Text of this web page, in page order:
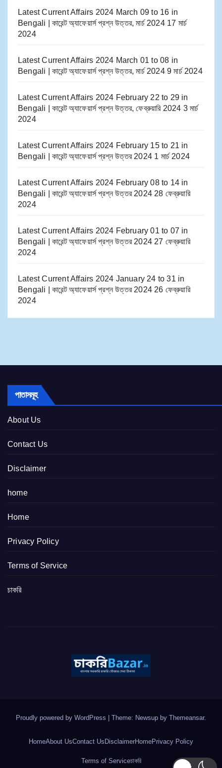
Latest Current Affairs 2024 March 09 to 16​ in
Bengali | কারেন্ট অ্যাফেয়ার্স প্রশ্ন উত্তর, মার্চ 2024 17 মার্চ
2024
Latest Current Affairs 2024 March 01 to 08​ in
Bengali | কারেন্ট অ্যাফেয়ার্স প্রশ্ন উত্তর, মার্চ 2024 9 মার্চ 2024
Latest Current Affairs 2024 February 22 to 29​ in
Bengali | কারেন্ট অ্যাফেয়ার্স প্রশ্ন উত্তর, ফেব্রুয়ারি 2024 3 মার্চ
2024
Latest Current Affairs 2024 February 15 to 21​ in
Bengali | কারেন্ট অ্যাফেয়ার্স প্রশ্ন উত্তর 2024 1 মার্চ 2024
Latest Current Affairs 2024 February 08 to 14​ in
Bengali | কারেন্ট অ্যাফেয়ার্স প্রশ্ন উত্তর 2024 28 ফেব্রুয়ারি
2024
Latest Current Affairs 2024 February 01 to 07​ in
Bengali | কারেন্ট অ্যাফেয়ার্স প্রশ্ন উত্তর 2024 27 ফেব্রুয়ারি
2024
Latest Current Affairs 2024 January 24 to 31​ in
Bengali | কারেন্ট অ্যাফেয়ার্স প্রশ্ন উত্তর 2024 26 ফেব্রুয়ারি
2024
পাতাসমূহ
About Us
Contact Us
Disclaimer
home
Home
Privacy Policy
Terms of Service
চাকরি
Proudly powered by WordPress Theme: Newsup by Themeansar.
HomeAbout UsContact Us DisclaimerHomePrivacy Policy
Terms of Serviceচাকরি